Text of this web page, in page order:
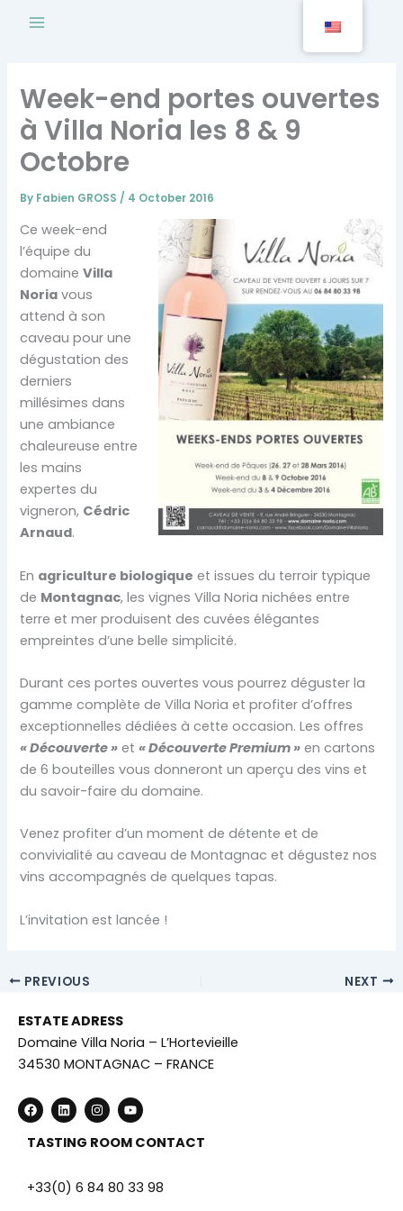
Week-end portes ouvertes
à Villa Noria les 8 & 9
Octobre
By Fabien GROSS / 4 October 2016
Ce week-end
l’équipe du
domaineVilla
Noria vous
attend à son
caveau pour une
dégustation des
derniers
millésimes dans
une ambiance
chaleureuse entre
les mains
expertes du
vigneron, Cédric
Arnaud.
En agriculture biologique et issues du terroir typique
de Montagnac, les vignes Villa Noria nichées entre
terre et mer produisent des cuvées élégantes
empreintes d’une belle simplicité.
Durant ces portes ouvertes vous pourrez déguster la
gamme complète de Villa Noria et profiter d’offres
exceptionnelles dédiées à cette occasion. Les offres
« Découverte » et« Découverte Premium » en cartons
de 6 bouteilles vous donneront un aperçu des vins et
du savoir-faire du domaine.
Venez profiter d’un moment de détente et de
convivialité au caveau de Montagnac et dégustez nos
vins accompagnés de quelques tapas.
L’invitation est lancée !
PREVIOUS NEXT
ESTATE ADRESS
Domaine Villa Noria – L’Hortevieille
34530 MONTAGNAC – FRANCE
F
a
c
e
o
k
L
i
n
k
i
n
I
n
s
t
a
Y
o
u
t
e
TASTING ROOM CONTACT
+33(0) 6 84 80 33 98